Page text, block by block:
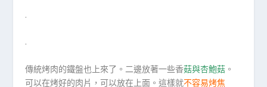
.
.
傳統烤肉的鐵盤也上來了。二邊放著一些香菇與杏鮑菇 。
可以在烤好的肉片，可以放在上面。這樣就不容易烤焦